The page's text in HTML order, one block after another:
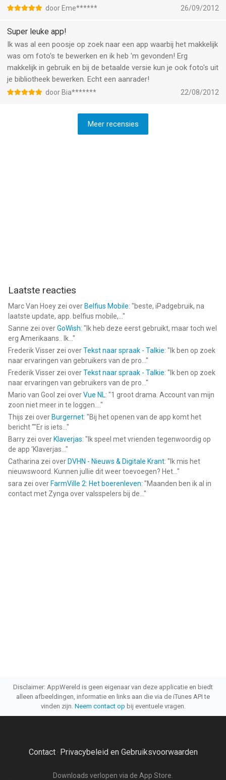
door Eme****** 26/09/2012
Super leuke app!
Ik was al een poosje op zoek naar een app waarbij het makkelijk
was om foto's te bewerken en ik heb 'm gevonden! Erg
makkelijk in gebruik en bij de betaalde versie kun je ook foto's uit
je bibliotheek bewerken. Echt een aanrader!
door Bia******* 22/08/2012
Meer recensies
Laatste reacties
Marc Van Hoey zei over Belfius Mobile: "beste, iPadgebruik, na
laatste update, app. belfius mobile,... "
Sanne zei overGoWish: " Ik heb deze eerst gebruikt, maar toch wel
erg Amerikaans.. Ik... "
Frederik Visser zei overTekst naar spraak - Talkie: " Ik ben op zoek
naar ervaringen van gebruikers van de pro... "
Frederik Visser zei overTekst naar spraak - Talkie: " Ik ben op zoek
naar ervaringen van gebruikers van de pro... "
Mario van Gool zei overVue NL: "1 groot drama. Account van mijn
zoon niet meer in te loggen.... "
Thijs zei over Burgernet: "Bij het openen van de app komt het
bericht ""Er is iets... "
Barry zei over Klaverjas: " Ik speel met vrienden tegenwoordig op
de app ‘Klaverjas... "
Catharina zei over DVHN - Nieuws & Digitale Krant: " Ik mis het
nieuwswoord. Kunnen jullie dit weer toevoegen? Het... "
sara zei over FarmVille 2: Het boerenleven: "Maanden ben ik al in
contact met Zynga over valsspelers bij de... "
Disclaimer: AppWereld is geen eigenaar van deze applicatie en biedt
alleen afbeeldingen, informatie en links aan die via de iTunes API te
vinden zijn. Neem contact op bij eventuele vragen.
Contact· Privacybeleid en Gebruiksvoorwaarden
Downloads verlopen via de App Store.